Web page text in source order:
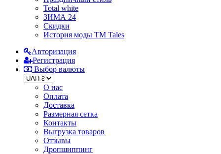
Total white
ЗИМА 24
Скидки
История моды ТМ Tales
Авторизация
Регистрация
Выбор валюты
О нас
Оплата
Доставка
Размерная сетка
Контакты
Выгрузка товаров
Отзывы
Дропшиппинг